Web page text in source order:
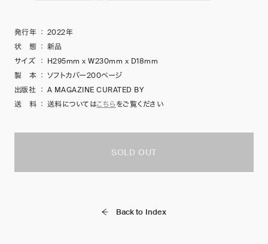
発行年 ： 2022年
状 態 ： 新品
サイズ
： H295mm x W230mm x D18mm
製 本 ： ソフトカバー200ページ
出版社 ： A MAGAZINE CURATED BY
送 料 ： 送料についてはこちらをご覧ください
SOLD OUT
Back to Index